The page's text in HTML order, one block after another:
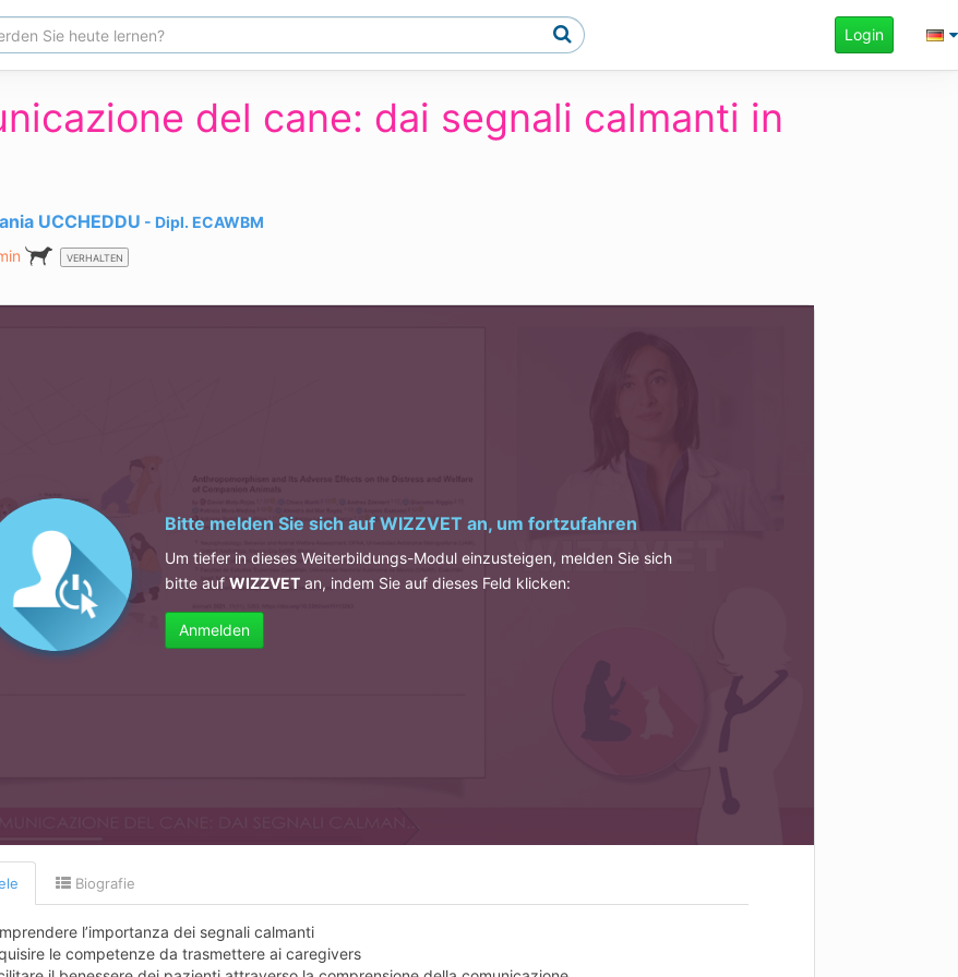
Login
del cane: dai segnali calmanti in
UCCHEDDU Dipl. ECAWBM
VERHALTEN
Bitte melden Sie sich aufWIZZVET an, um fortzufahren
Um tiefer in dieses Weiterbildungs-Modul einzusteigen, melden Sie sich
bitte aufWIZZVET an, indem Sie auf dieses Feld klicken:
Anmelden
Biografie
l’importanza dei segnali calmanti
le competenze da trasmettere ai caregivers